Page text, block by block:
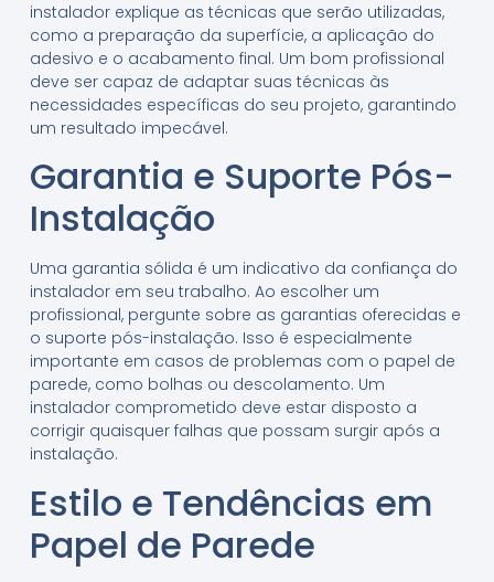
instalador explique as técnicas que serão utilizadas,
como a preparação da superfície, a aplicação do
adesivo e o acabamento final. Um bom profissional
deve ser capaz de adaptar suas técnicas às
necessidades específicas do seu projeto, garantindo
um resultado impecável.
Garantia e Suporte Pós-
Instalação
Uma garantia sólida é um indicativo da confiança do
instalador em seu trabalho. Ao escolher um
profissional, pergunte sobre as garantias oferecidas e
o suporte pós-instalação. Isso é especialmente
importante em casos de problemas com o papel de
parede, como bolhas ou descolamento. Um
instalador comprometido deve estar disposto a
corrigir quaisquer falhas que possam surgir após a
instalação.
Estilo e Tendências em
Papel de Parede